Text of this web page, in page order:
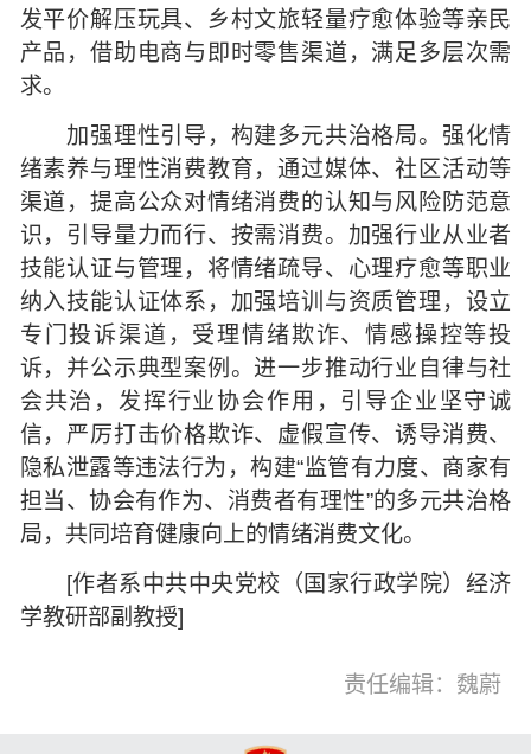
发平价解压玩具、乡村文旅轻量疗愈体验等亲民
产品，借助电商与即时零售渠道，满足多层次需
求。
加强理性引导，构建多元共治格局。强化情
绪素养与理性消费教育，通过媒体、社区活动等
渠道，提高公众对情绪消费的认知与风险防范意
识，引导量力而行、按需消费。加强行业从业者
技能认证与管理，将情绪疏导、心理疗愈等职业
纳入技能认证体系，加强培训与资质管理，设立
专门投诉渠道，受理情绪欺诈、情感操控等投
诉，并公示典型案例。进一步推动行业自律与社
会共治，发挥行业协会作用，引导企业坚守诚
信，严厉打击价格欺诈、虚假宣传、诱导消费、
隐私泄露等违法行为，构建“监管有力度、商家有
担当、协会有作为、消费者有理性”的多元共治格
局，共同培育健康向上的情绪消费文化。
[作者系中共中央党校（国家行政学院）经济
学教研部副教授]
责任编辑：魏蔚